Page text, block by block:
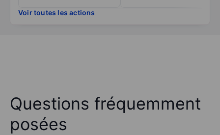
Voir toutes les actions
Questions fréquemment
posées